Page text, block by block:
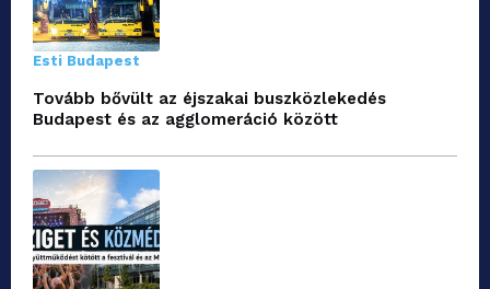
Esti Budapest
Tovább bővült az éjszakai buszközlekedés
Budapest és az agglomeráció között